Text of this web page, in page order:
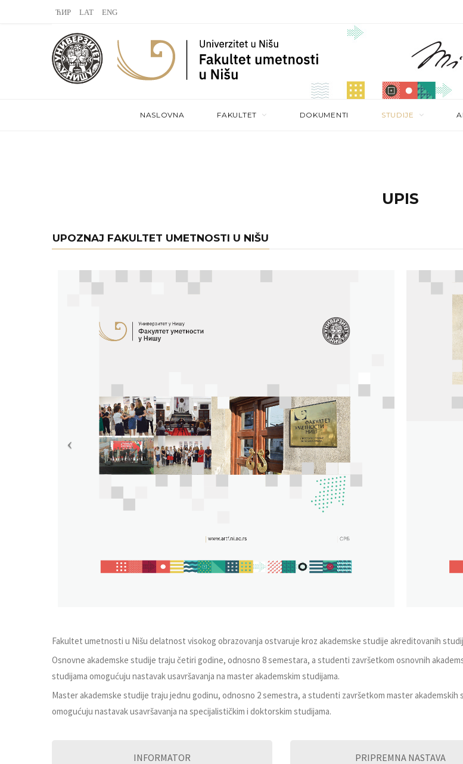
L
a
s
t
V
o
S
e
NASLOVNA FAKULTET DOKUMENTI STUDIJE
UPIS
UPOZNAJ FAKULTET UMETNOSTI U NIŠU
Fakultet umetnosti u Nišu delatnost visokog obrazovanja ostvaruje kroz akademske studije akreditovanih
Osnovne akademske studije traju četiri godine, odnosno 8 semestara, a studenti završetkom osnovnih
studijama omogućuju nastavak usavršavanja na master akademskim studijama.
Master akademske studije traju jednu godinu, odnosno 2 semestra, a studenti završetkom master
omogućuju nastavak usavršavanja na specijalističkim i doktorskim studijama.
INFORMATOR PRIPREMNA NASTAVA